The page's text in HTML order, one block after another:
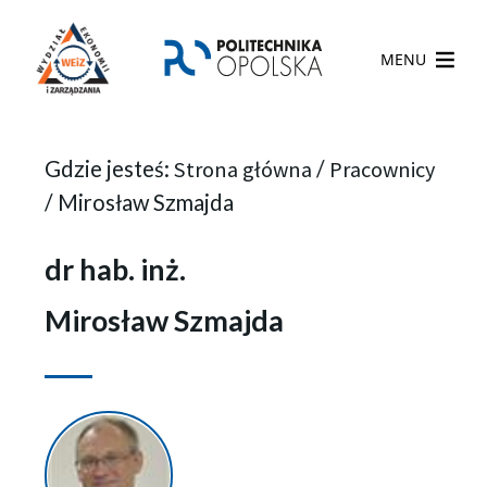
MENU
Gdzie jesteś: Strona główna / Pracownicy
/ Mirosław Szmajda
dr hab. inż.
Mirosław Szmajda